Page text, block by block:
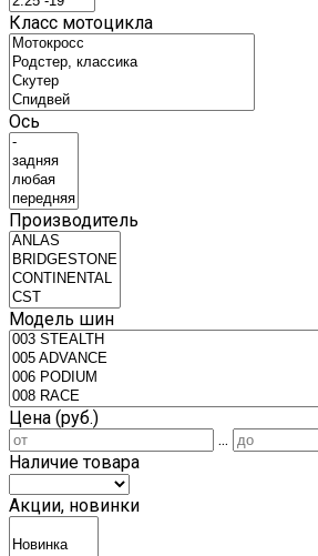
Класс мотоцикла
Ось
Производитель
Модель шин
Цена (руб.)
...
Наличие товара
Акции, новинки